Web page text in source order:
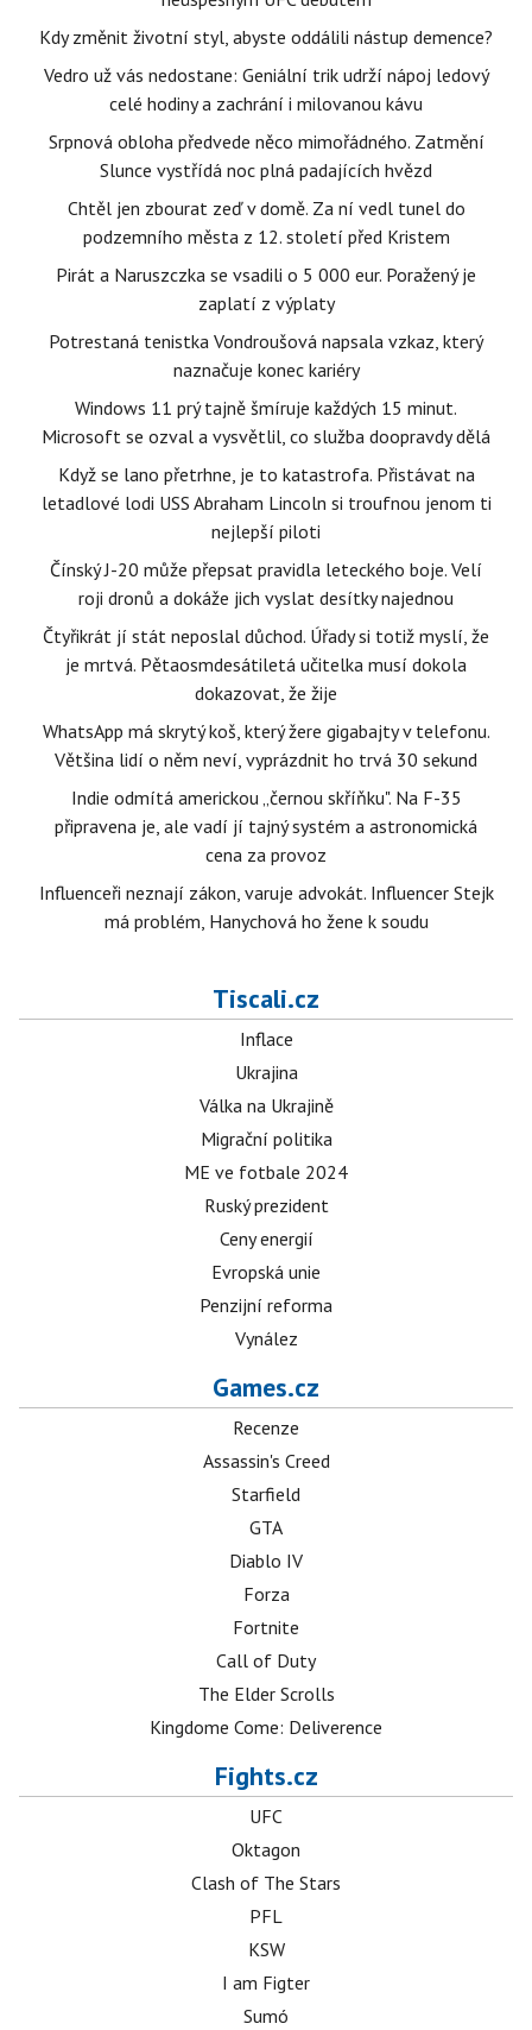
Kdy změnit životní styl, abyste oddálili nástup demence?
Vedro už vás nedostane: Geniální trik udrží nápoj ledový
celé hodiny a zachrání i milovanou kávu
Srpnová obloha předvede něco mimořádného. Zatmění
Slunce vystřídá noc plná padajících hvězd
Chtěl jen zbourat zeď v domě. Za ní vedl tunel do
podzemního města z 12. století před Kristem
Pirát a Naruszczka se vsadili o 5 000 eur. Poražený je
zaplatí z výplaty
Potrestaná tenistka Vondroušová napsala vzkaz, který
naznačuje konec kariéry
Windows 11 prý tajně šmíruje každých 15 minut.
Microsoft se ozval a vysvětlil, co služba doopravdy dělá
Když se lano přetrhne, je to katastrofa. Přistávat na
letadlové lodi USS Abraham Lincoln si troufnou jenom ti
nejlepší piloti
Čínský J-20 může přepsat pravidla leteckého boje. Velí
roji dronů a dokáže jich vyslat desítky najednou
Čtyřikrát jí stát neposlal důchod. Úřady si totiž myslí, že
je mrtvá. Pětaosmdesátiletá učitelka musí dokola
dokazovat, že žije
WhatsApp má skrytý koš, který žere gigabajty v telefonu.
Většina lidí o něm neví, vyprázdnit ho trvá 30 sekund
Indie odmítá americkou „černou skříňku". Na F-35
připravena je, ale vadí jí tajný systém a astronomická
cena za provoz
Influenceři neznají zákon, varuje advokát. Influencer Stejk
má problém, Hanychová ho žene k soudu
Tiscali.cz
Inflace
Ukrajina
Válka na Ukrajině
Migrační politika
ME ve fotbale 2024
Ruský prezident
Ceny energií
Evropská unie
Penzijní reforma
Vynález
Games.cz
Recenze
Assassin's Creed
Starfield
GTA
Diablo IV
Forza
Fortnite
Call of Duty
The Elder Scrolls
Kingdome Come: Deliverence
Fights.cz
UFC
Oktagon
Clash of The Stars
PFL
KSW
I am Figter
Sumó